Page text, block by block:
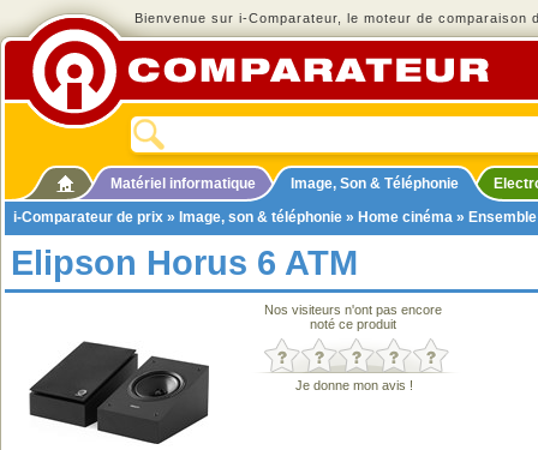
Bienvenue sur i-Comparateur, le moteur de comparaison
Matériel informatique Image, Son & Téléphonie
i-Comparateur de prix » Image, son & téléphonie » Home cinéma »
Elipson Horus 6 ATM
Nos visiteurs n'ont pas encore
noté ce produit
Je donne mon avis !